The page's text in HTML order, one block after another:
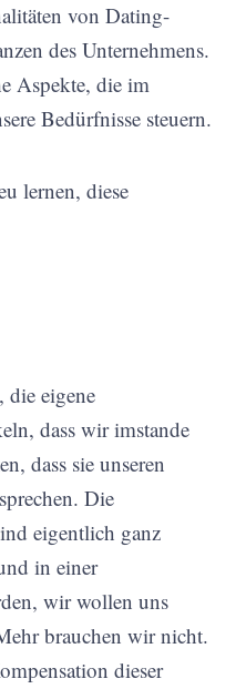
von Dating-
des Unternehmens.
Aspekte, die im
Bedürfnisse steuern.
lernen, diese
die eigene
dass wir imstande
dass sie unseren
Die
eigentlich ganz
in einer
wir wollen uns
brauchen wir nicht.
dieser